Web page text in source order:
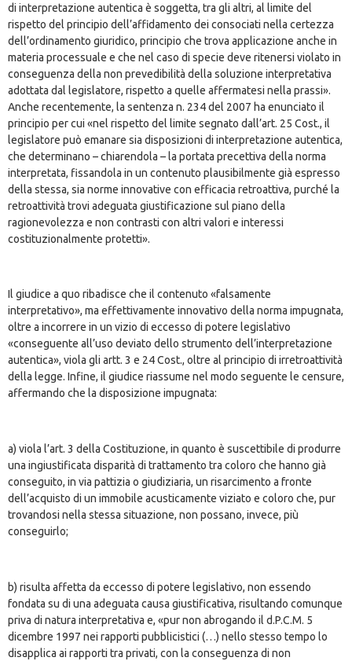
di interpretazione autentica è soggetta, tra gli altri, al limite del
rispetto del principio dell’affidamento dei consociati nella certezza
dell’ordinamento giuridico, principio che trova applicazione anche in
materia processuale e che nel caso di specie deve ritenersi violato in
conseguenza della non prevedibilità della soluzione interpretativa
adottata dal legislatore, rispetto a quelle affermatesi nella prassi».
Anche recentemente, la sentenza n. 234 del 2007 ha enunciato il
principio per cui «nel rispetto del limite segnato dall’art. 25 Cost., il
legislatore può emanare sia disposizioni di interpretazione autentica,
che determinano – chiarendola – la portata precettiva della norma
interpretata, fissandola in un contenuto plausibilmente già espresso
della stessa, sia norme innovative con efficacia retroattiva, purché la
retroattività trovi adeguata giustificazione sul piano della
ragionevolezza e non contrasti con altri valori e interessi
costituzionalmente protetti».
Il giudice a quo ribadisce che il contenuto «falsamente
interpretativo», ma effettivamente innovativo della norma impugnata,
oltre a incorrere in un vizio di eccesso di potere legislativo
«conseguente all’uso deviato dello strumento dell’interpretazione
autentica», viola gli artt. 3 e 24 Cost., oltre al principio di irretroattività
della legge. Infine, il giudice riassume nel modo seguente le censure,
affermando che la disposizione impugnata:
a) viola l’art. 3 della Costituzione, in quanto è suscettibile di produrre
una ingiustificata disparità di trattamento tra coloro che hanno già
conseguito, in via pattizia o giudiziaria, un risarcimento a fronte
dell’acquisto di un immobile acusticamente viziato e coloro che, pur
trovandosi nella stessa situazione, non possano, invece, più
conseguirlo;
b) risulta affetta da eccesso di potere legislativo, non essendo
fondata su di una adeguata causa giustificativa, risultando comunque
priva di natura interpretativa e, «pur non abrogando il d.P.C.M. 5
dicembre 1997 nei rapporti pubblicistici (…) nello stesso tempo lo
disapplica ai rapporti tra privati, con la conseguenza di non